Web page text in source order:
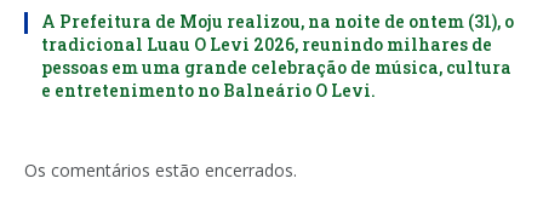
A Prefeitura de Moju realizou, na noite de ontem (31), o
tradicional Luau O Levi 2026, reunindo milhares de
pessoas em uma grande celebração de música, cultura
e entretenimento no Balneário O Levi.
Os comentários estão encerrados.